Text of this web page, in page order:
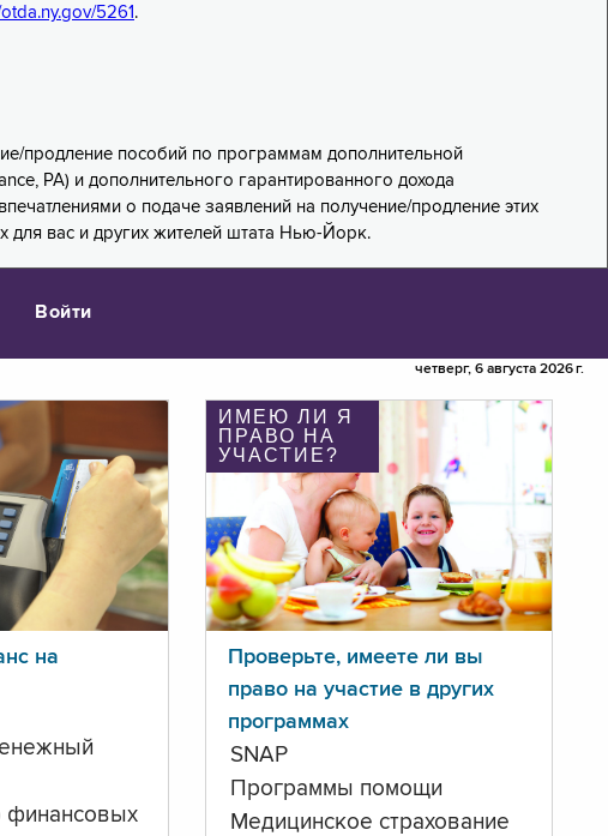
5261.
продление пособий по программам дополнительной
PA) и дополнительного гарантированного дохода
о подаче заявлений на получение/продление этих
для вас и других жителей штата Нью-Йорк.
Войти
четверг, 6 августа 2026 г.
на
финансовых
ИМЕЮ ЛИ Я
ПРАВО НА
УЧАСТИЕ?
Проверьте, имеете ли вы
право на участие в других
программах
SNAP
Программы помощи
Медицинское страхование